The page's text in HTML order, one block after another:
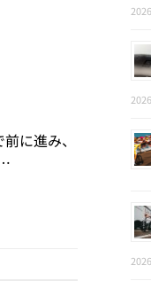
に進み、